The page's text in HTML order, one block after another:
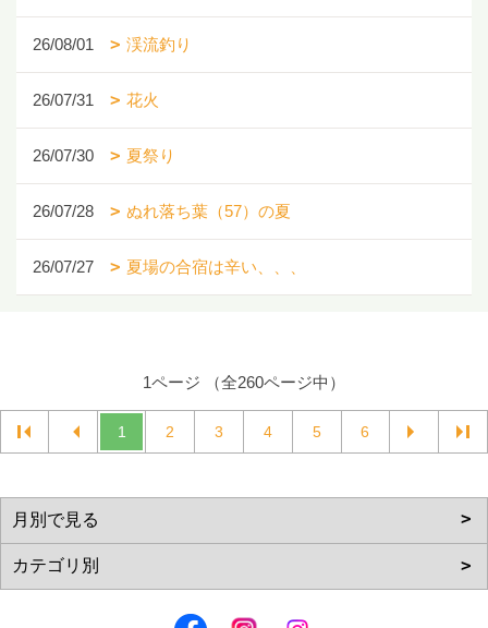
26/08/01 渓流釣り
26/07/31 花火
26/07/30 夏祭り
26/07/28 ぬれ落ち葉（57）の夏
26/07/27 夏場の合宿は辛い、、、
1ページ （全260ページ中）
1 2 3 4 5 6